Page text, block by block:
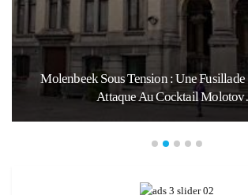
Molenbeek Sous Tension : Une Fusillade
Attaque Au Cocktail